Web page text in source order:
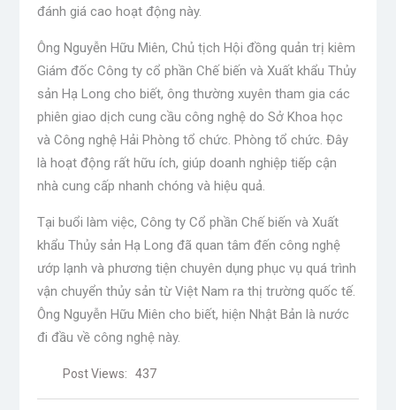
đánh giá cao hoạt động này.
Ông Nguyễn Hữu Miên, Chủ tịch Hội đồng quản trị kiêm
Giám đốc Công ty cổ phần Chế biến và Xuất khẩu Thủy
sản Hạ Long cho biết, ông thường xuyên tham gia các
phiên giao dịch cung cầu công nghệ do Sở Khoa học
và Công nghệ Hải Phòng tổ chức. Phòng tổ chức. Đây
là hoạt động rất hữu ích, giúp doanh nghiệp tiếp cận
nhà cung cấp nhanh chóng và hiệu quả.
Tại buổi làm việc, Công ty Cổ phần Chế biến và Xuất
khẩu Thủy sản Hạ Long đã quan tâm đến công nghệ
ướp lạnh và phương tiện chuyên dụng phục vụ quá trình
vận chuyển thủy sản từ Việt Nam ra thị trường quốc tế.
Ông Nguyễn Hữu Miên cho biết, hiện Nhật Bản là nước
đi đầu về công nghệ này.
Post Views: 437